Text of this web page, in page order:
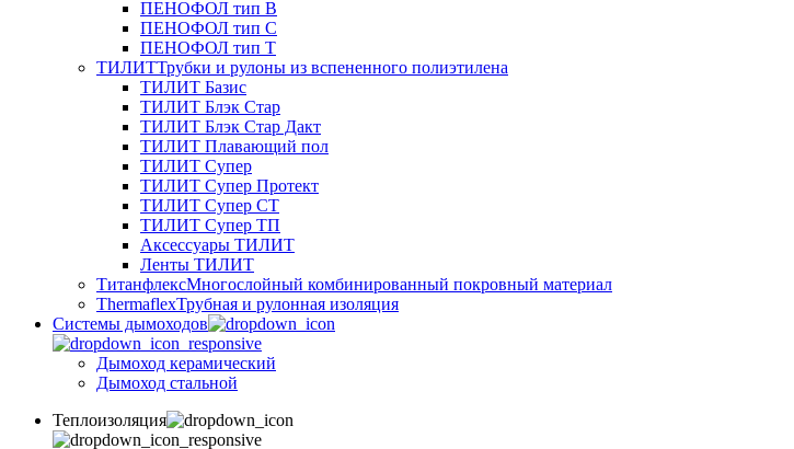
ПЕНОФОЛ тип B
ПЕНОФОЛ тип C
ПЕНОФОЛ тип T
ТИЛИТТрубки и рулоны из вспененного полиэтилена
ТИЛИТ Базис
ТИЛИТ Блэк Стар
ТИЛИТ Блэк Стар Дакт
ТИЛИТ Плавающий пол
ТИЛИТ Супер
ТИЛИТ Супер Протект
ТИЛИТ Супер СТ
ТИЛИТ Супер ТП
Аксессуары ТИЛИТ
Ленты ТИЛИТ
ТитанфлексМногослойный комбинированный покровный материал
ThermaflexТрубная и рулонная изоляция
Cистемы дымоходов
Дымоход керамический
Дымоход стальной
Теплоизоляция